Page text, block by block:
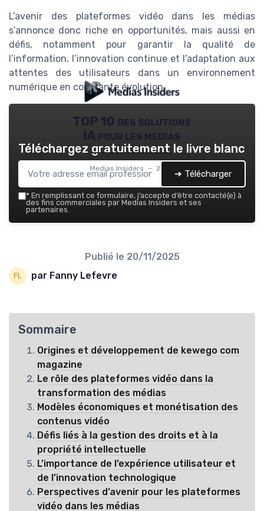
L’avenir des plateformes vidéo dans les médias
s’annonce donc riche en opportunités, mais aussi en
défis, notamment pour garantir la qualité de
l’information, l’innovation continue et l’adaptation aux
attentes des utilisateurs dans un environnement
numérique en constante évolution.
TOP 10 des solutions
IA pour les medias
Medias Insiders — 2026
Téléchargez gratuitement le livre blanc
➔ Télécharger
* En remplissant ce formulaire, j’accepte d’être contacté(e) à
des fins commerciales par Medias Insiders et ses
partenaires.
Publié le 20/11/2025
par Fanny Lefevre
Sommaire
Origines et développement de kewego com
magazine
Le rôle des plateformes vidéo dans la
transformation des médias
Modèles économiques et monétisation des
contenus vidéo
Défis liés à la gestion des droits et à la
propriété intellectuelle
L’importance de l’expérience utilisateur et
de l’innovation technologique
Perspectives d’avenir pour les plateformes
vidéo dans les médias